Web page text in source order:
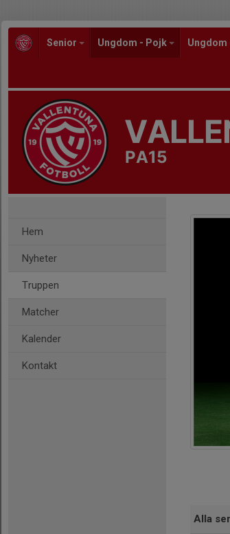
Senior Ungdom - Pojk Ungdom
PA15
Hem
Nyheter
Truppen
Matcher
Kalender
Kontakt
Alla